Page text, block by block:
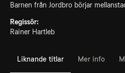
Barnen från Jordbro börjar
Regissör:
Rainer Hartleb
Liknande titlar Mer info